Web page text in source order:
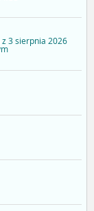
z 3 sierpnia 2026